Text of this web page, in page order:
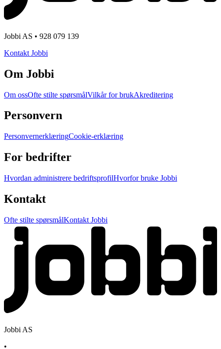
Jobbi AS • 928 079 139
Kontakt Jobbi
Om Jobbi
Om ossOfte stilte spørsmålVilkår for brukAkreditering
Personvern
PersonvernerklæringCookie-erklæring
For bedrifter
Hvordan administrere bedriftsprofilHvorfor bruke Jobbi
Kontakt
Ofte stilte spørsmålKontakt Jobbi
Jobbi AS
•